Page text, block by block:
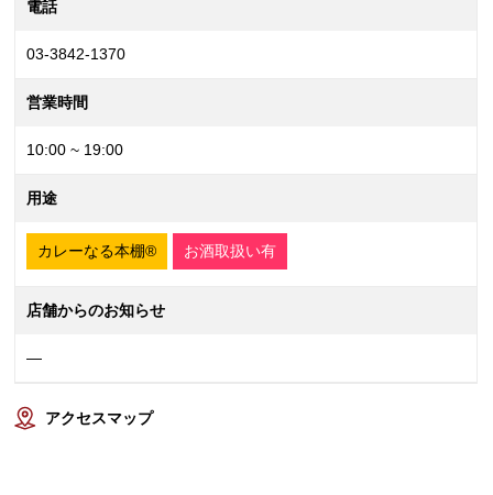
電話
03-3842-1370
営業時間
10:00 ~ 19:00
用途
カレーなる本棚® お酒取扱い有
店舗からのお知らせ
—
アクセスマップ